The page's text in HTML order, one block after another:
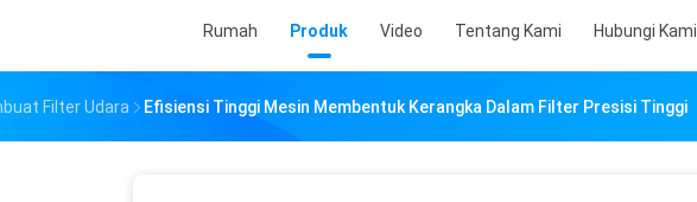
Rumah Produk Video Tentang Kami Hubungi Kami
Filter Udara Efisiensi Tinggi Mesin Membentuk Kerangka Dalam Filter Presisi Tinggi